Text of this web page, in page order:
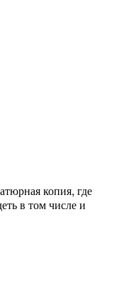
копия, где
в том числе и